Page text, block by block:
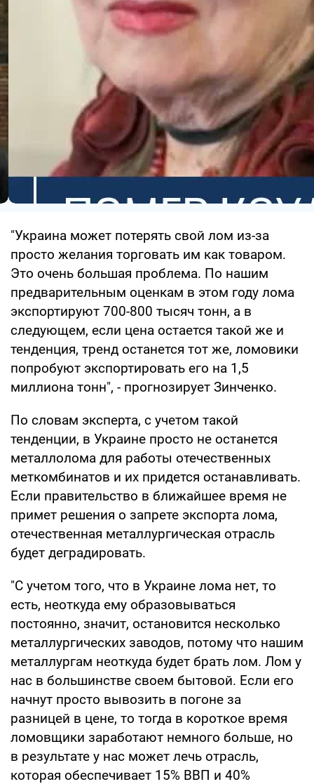
"Украина может потерять свой лом из-за
просто желания торговать им как товаром.
Это очень большая проблема. По нашим
предварительным оценкам в этом году лома
экспортируют 700-800 тысяч тонн, а в
следующем, если цена остается такой же и
тенденция, тренд останется тот же, ломовики
попробуют экспортировать его на 1,5
миллиона тонн", - прогнозирует Зинченко.
По словам эксперта, с учетом такой
тенденции, в Украине просто не останется
металлолома для работы отечественных
меткомбинатов и их придется останавливать.
Если правительство в ближайшее время не
примет решения о запрете экспорта лома,
отечественная металлургическая отрасль
будет деградировать.
"С учетом того, что в Украине лома нет, то
есть, неоткуда ему образовываться
постоянно, значит, остановится несколько
металлургических заводов, потому что нашим
металлургам неоткуда будет брать лом. Лом у
нас в большинстве своем бытовой. Если его
начнут просто вывозить в погоне за
разницей в цене, то тогда в короткое время
ломовщики заработают немного больше, но
в результате у нас может лечь отрасль,
которая обеспечивает 15% ВВП и 40%